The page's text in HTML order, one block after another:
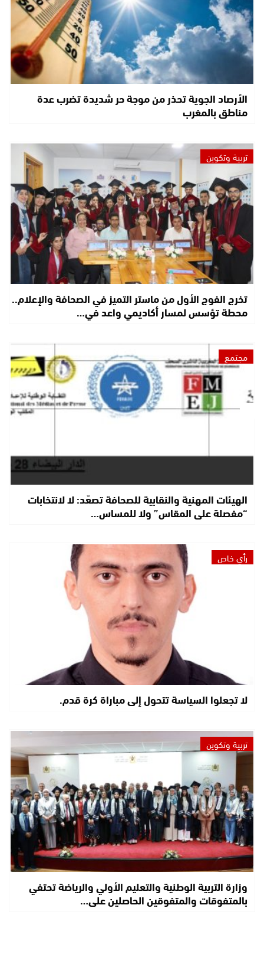
الأرصاد الجوية تحذر من موجة حر شديدة تضرب عدة
مناطق بالمغرب
تربية وتكوين
تخرج الفوج الأول من ماستر التميز في الصحافة والإعلام..
محطة تؤسس لمسار أكاديمي واعد في…
مجتمع
الهيئات المهنية والنقابية للصحافة تصعّد: لا لانتخابات
“مفصلة على المقاس” ولا للمساس…
رأي خاص
لا تجعلوا السياسة تتحول إلى مباراة كرة قدم.
تربية وتكوين
وزارة التربية الوطنية والتعليم الأولي والرياضة تحتفي
بالمتفوقات والمتفوقين الحاصلين على…